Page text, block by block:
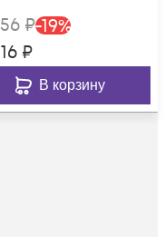
₽-19%
₽
В корзину